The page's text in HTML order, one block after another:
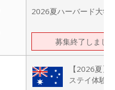
2026夏ハーバード大学
募集終了しまし
【2026夏
ステイ体験